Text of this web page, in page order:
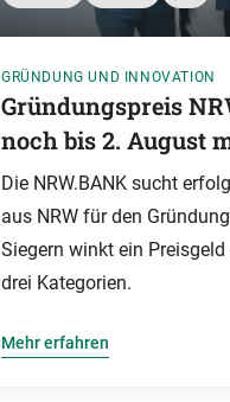
GRÜNDUNG UND INNOVATION
Gründungspreis
noch bis 2. August
Die NRW.BANK sucht
aus NRW für den
Siegern winkt ein
drei Kategorien.
Mehr erfahren